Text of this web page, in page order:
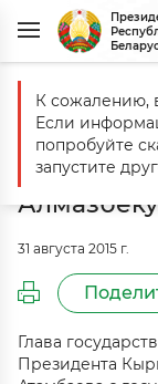
Главная События
31 августа 2015 г.
Глава
Президента
К сожалению,
Если
попробуйте
запустите